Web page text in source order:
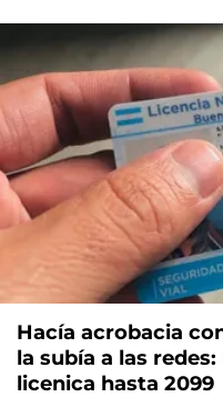
Hacía acrobacia
la subía a las
licenica hasta 2099